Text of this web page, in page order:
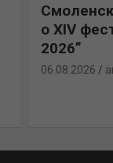
о XIV
2026”
06.08.2026